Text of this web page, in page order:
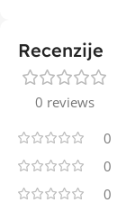
Recenzije
0 reviews
0
0
0